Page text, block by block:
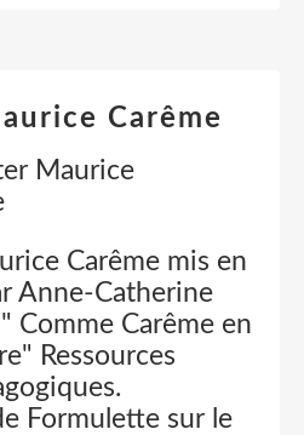
Carême
Carême mis en
Anne-Catherine
Comme Carême en
Ressources
Formulettesur le